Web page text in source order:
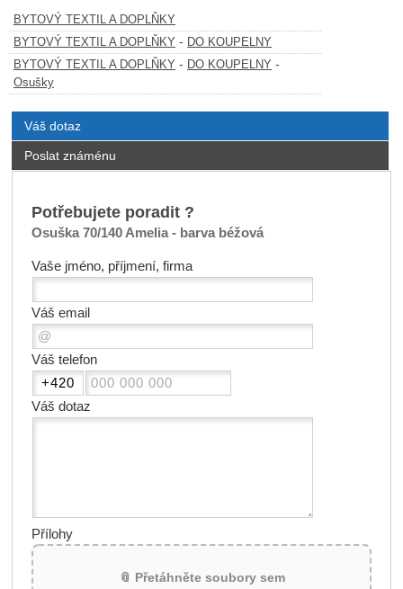
BYTOVÝ TEXTIL A DOPLŇKY
BYTOVÝ TEXTIL A DOPLŇKY - DO KOUPELNY
BYTOVÝ TEXTIL A DOPLŇKY - DO KOUPELNY -
Osušky
Váš dotaz
Poslat známénu
Potřebujete poradit ?
Osuška 70/140 Amelia - barva béžová
Vaše jméno, příjmení, firma
Váš email
Váš telefon
Váš dotaz
Přílohy
📎 Přetáhněte soubory sem